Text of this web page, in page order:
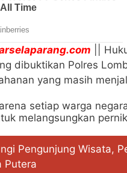
||
dibuktikan Polres
yang masih
setiap warga
melangsungkan
Pengunjung Wisata,
Putera